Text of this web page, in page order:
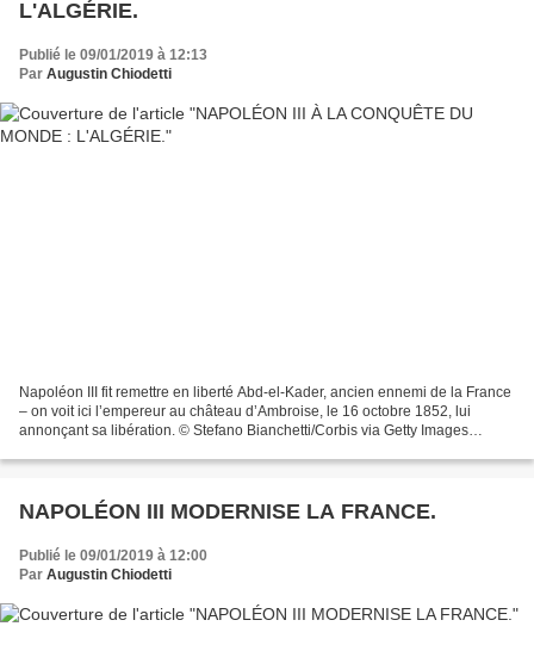
L'ALGÉRIE.
Publié le 09/01/2019 à 12:13
Par Augustin Chiodetti
Napoléon III fit remettre en liberté Abd-el-Kader, ancien ennemi de la France
– on voit ici l’empereur au château d’Ambroise, le 16 octobre 1852, lui
annonçant sa libération. © Stefano Bianchetti/Corbis via Getty Images
NAPOLÉON III MODERNISE LA FRANCE.
Publié le 09/01/2019 à 12:00
Par Augustin Chiodetti